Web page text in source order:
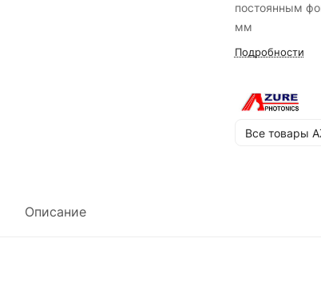
постоянным
мм
Подробности
Все товары
Описание